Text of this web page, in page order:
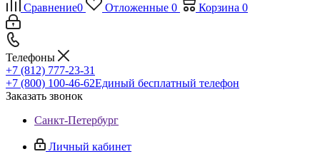
Сравнение0 Отложенные 0 Корзина 0
Телефоны
+7 (812) 777-23-31
+7 (800) 100-46-62Единый бесплатный телефон
Заказать звонок
Санкт-Петербург
Личный кабинет